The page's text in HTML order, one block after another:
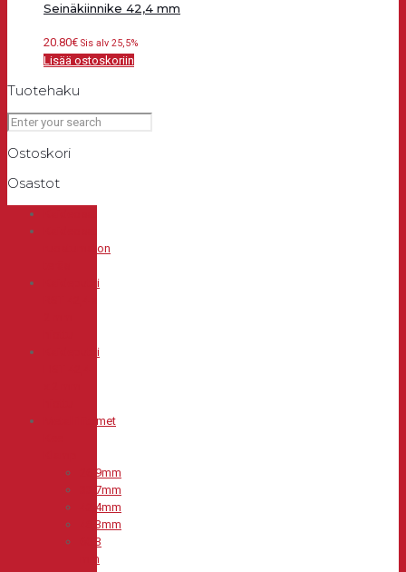
Seinäkiinnike 42,4 mm
20.80€ Sis alv 25,5%
Lisää ostoskoriin
Tuotehaku
Ostoskori
Osastot
ruostumaton
Kaideputki
Kaideputki
Metalliliittimet
26,9mm
33,7mm
42,4mm
48,3mm
60,3
mm